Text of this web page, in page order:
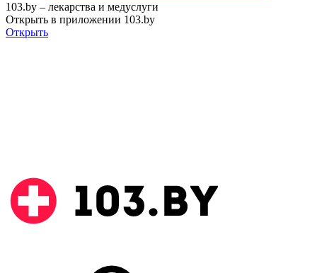
103.by – лекарства и медуслуги
Открыть в приложении 103.by
Открыть